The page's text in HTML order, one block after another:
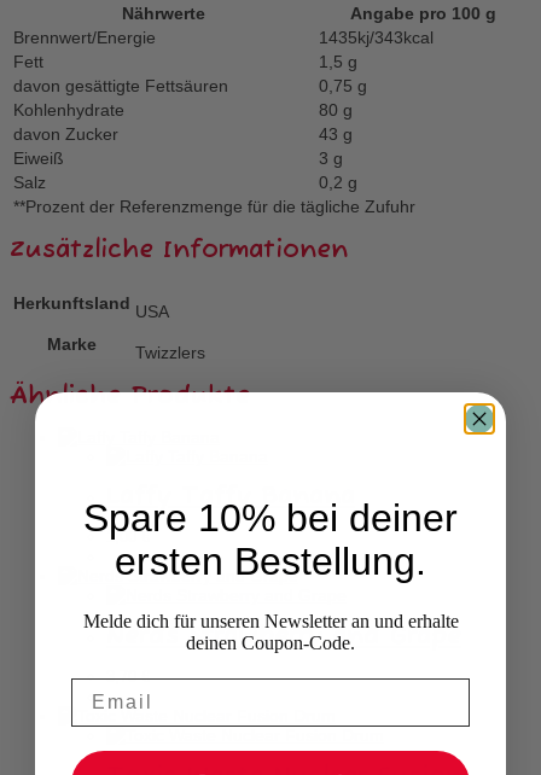
Nährwerte
Angabe pro 100 g
Brennwert/Energie
1435kj/343kcal
Fett
1,5 g
davon gesättigte Fettsäuren
0,75 g
Kohlenhydrate
80 g
davon Zucker
43 g
Eiweiß
3 g
Salz
0,2 g
**Prozent der Referenzmenge für die tägliche Zufuhr
Zusätzliche Informationen
Herkunftsland USA
Marke
Twizzlers
Ähnliche Produkte
Laffy Taffy Banana
1,00€
Nerds Strawberry and Grape
3,70€
Spare 10% bei deiner
ersten Bestellung.
Melde dich für unseren Newsletter an und erhalte
deinen Coupon-Code.